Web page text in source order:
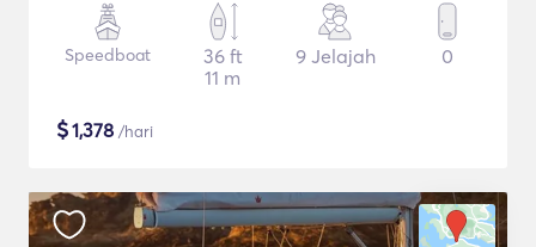
Speedboat
36 ft
11 m
9 Jelajah 0
$1,378 /hari